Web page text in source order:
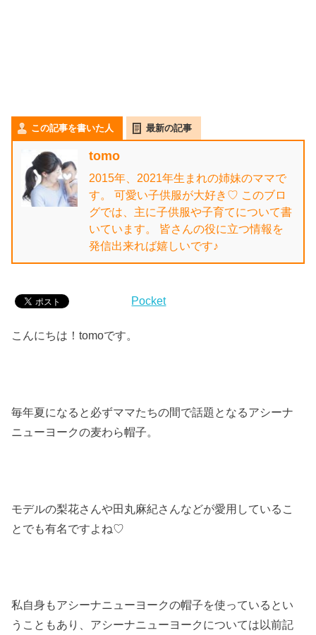
この記事を書いた人 最新の記事
tomo
2015年、2021年生まれの姉妹のママで
す。 可愛い子供服が大好き♡ このブロ
グでは、主に子供服や子育てについて書
いています。 皆さんの役に立つ情報を
発信出来れば嬉しいです♪
Pocket
こんにちは！tomoです。
毎年夏になると必ずママたちの間で話題となるアシーナ
ニューヨークの麦わら帽子。
モデルの梨花さんや田丸麻紀さんなどが愛用しているこ
とでも有名ですよね♡
私自身もアシーナニューヨークの帽子を使っているとい
うこともあり、アシーナニューヨークについては以前記